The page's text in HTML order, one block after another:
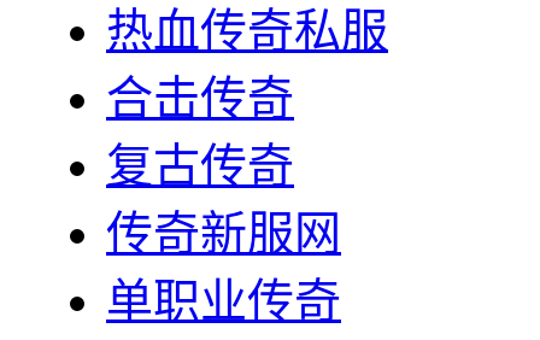
热血传奇私服
合击传奇
复古传奇
传奇新服网
单职业传奇